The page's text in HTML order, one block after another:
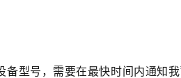
型号，需要在最快时间内通知我